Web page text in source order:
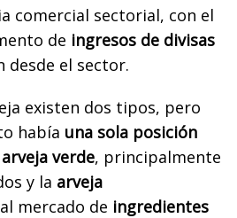
comercial sectorial, con el
de ingresos de divisas
desde el sector.
existen dos tipos, pero
había una sola posición
arveja verde, principalmente
y la arveja
mercado de ingredientes